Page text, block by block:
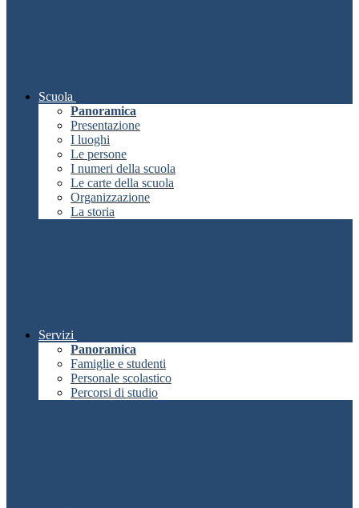
Scuola
Panoramica
Presentazione
I luoghi
Le persone
I numeri della scuola
Le carte della scuola
Organizzazione
La storia
Servizi
Panoramica
Famiglie e studenti
Personale scolastico
Percorsi di studio